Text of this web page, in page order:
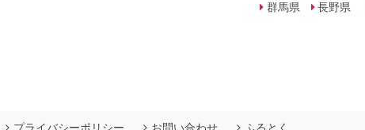
群馬県
長野県